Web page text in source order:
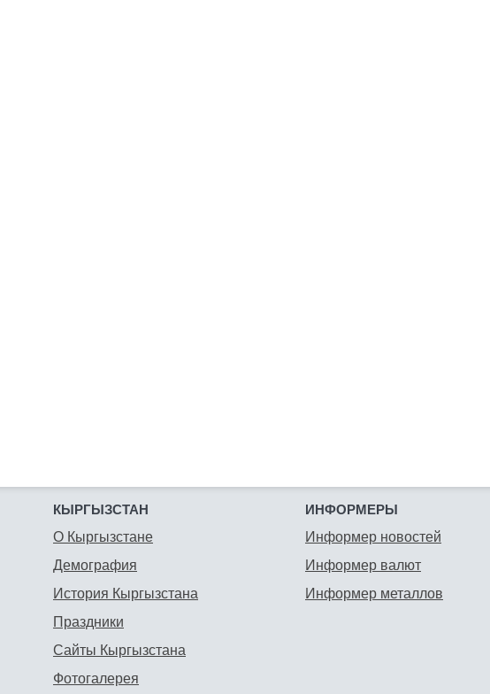
КЫРГЫЗСТАН
О Кыргызстане
Демография
История Кыргызстана
Праздники
Сайты Кыргызстана
Фотогалерея
ИНФОРМЕРЫ
Информер новостей
Информер валют
Информер металлов